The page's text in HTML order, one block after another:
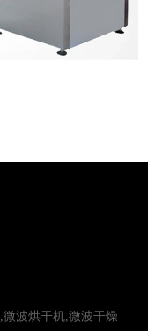
微波烘干机 微波干燥